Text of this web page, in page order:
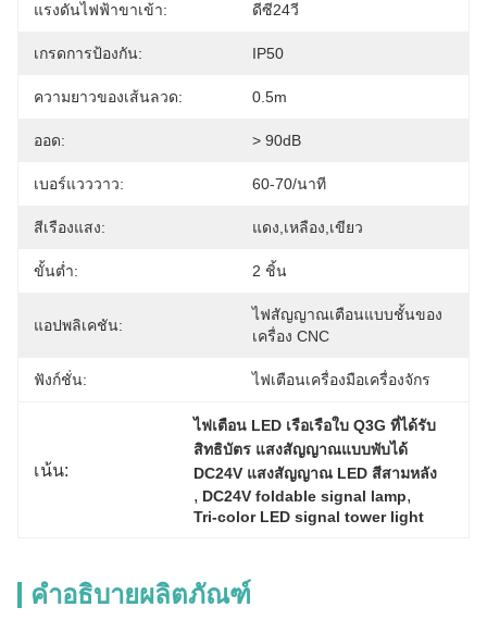
แรงดันไฟฟ้าขาเข้า: ดีซี24วี
เกรดการป้องกัน: IP50
ความยาวของเส้นลวด: 0.5m
ออด: > 90dB
เบอร์แวววาว: 60-70/นาที
สีเรืองแสง: แดง,เหลือง,เขียว
ขั้นต่ำ: 2 ชิ้น
แอปพลิเคชัน:
ไฟสัญญาณเตือนแบบชั้นของ
เครื่อง CNC
ฟังก์ชั่น: ไฟเตือนเครื่องมือเครื่องจักร
เน้น:
ไฟเตือน LED เรือเรือใบ Q3G ที่ได้รับ
สิทธิบัตร แสงสัญญาณแบบพับได้
DC24V แสงสัญญาณ LED สีสามหลัง
, DC24V foldable signal lamp,
Tri-color LED signal tower light
คำอธิบายผลิตภัณฑ์